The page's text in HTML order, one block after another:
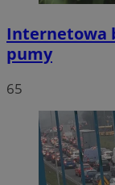
Internetowa
pumy
65